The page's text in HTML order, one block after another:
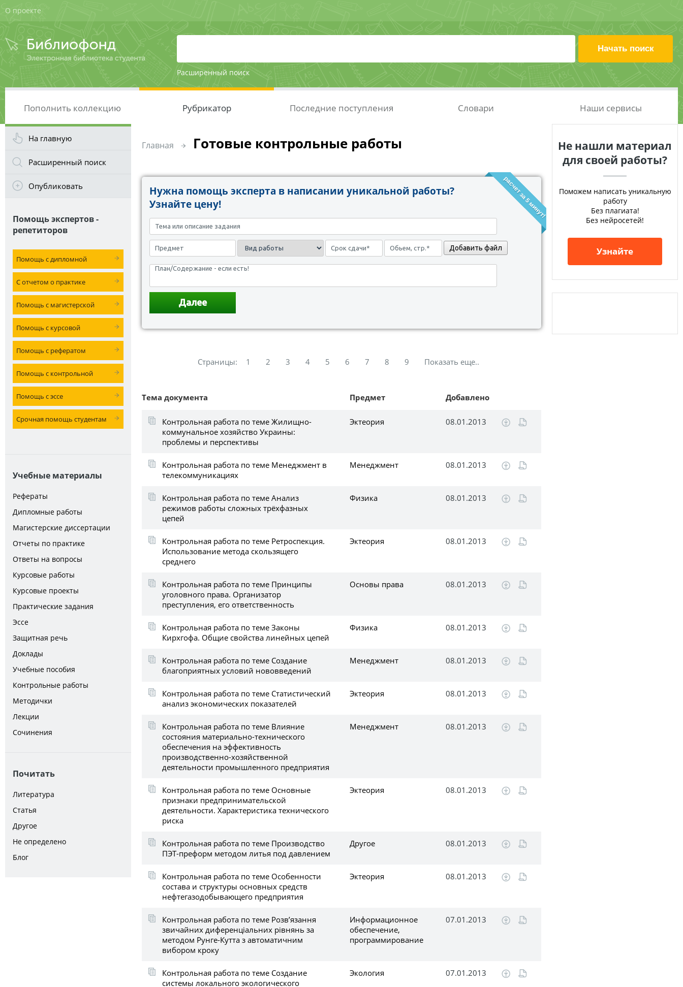
О проекте
Расширенный поиск
Пополнить коллекцию Рубрикатор Последние поступления Словари Наши сервисы
На главную
Расширенный поиск
Опубликовать
Помощь экспертов -
репетиторов
Помощь с дипломной
С отчетом о практике
Помощь с магистерской
Помощь с курсовой
Помощь с рефератом
Помощь с контрольной
Помощь с эссе
Срочная помощь студентам
Учебные материалы
Рефераты
Дипломные работы
Магистерские диссертации
Отчеты по практике
Ответы на вопросы
Курсовые работы
Курсовые проекты
Практические задания
Эссе
Защитная речь
Доклады
Учебные пособия
Контрольные работы
Методички
Лекции
Сочинения
Почитать
Литература
Статья
Другое
Не определено
Блог
Главная Готовые контрольные работы
расчет за 5 минут!
Нужна помощь эксперта в написании уникальной работы?
Узнайте цену!
Добавить файл
Страницы: 1 2 3 4 5 6 7 8 9 Показать еще..
Тема документа Предмет Добавлено
Контрольная работа по теме Жилищно-
коммунальное хозяйство Украины:
проблемы и перспективы
Эктеория 08.01.2013
Контрольная работа по теме Менеджмент в
телекоммуникациях
Менеджмент 08.01.2013
Контрольная работа по теме Анализ
режимов работы сложных трёхфазных
цепей
Физика 08.01.2013
Контрольная работа по теме Ретроспекция.
Использование метода скользящего
среднего
Эктеория 08.01.2013
Контрольная работа по теме Принципы
уголовного права. Организатор
преступления, его ответственность
Основы права 08.01.2013
Контрольная работа по теме Законы
Кирхгофа. Общие свойства линейных цепей
Физика 08.01.2013
Контрольная работа по теме Создание
благоприятных условий нововведений
Менеджмент 08.01.2013
Контрольная работа по теме Статистический
анализ экономических показателей
Эктеория 08.01.2013
Контрольная работа по теме Влияние
состояния материально-технического
обеспечения на эффективность
производственно-хозяйственной
деятельности промышленного предприятия
Менеджмент 08.01.2013
Контрольная работа по теме Основные
признаки предпринимательской
деятельности. Характеристика технического
риска
Эктеория 08.01.2013
Контрольная работа по теме Производство
ПЭТ-преформ методом литья под давлением
Другое 08.01.2013
Контрольная работа по теме Особенности
состава и структуры основных средств
нефтегазодобывающего предприятия
Эктеория 08.01.2013
Контрольная работа по теме Розв’язання
звичайних диференціальних рівнянь за
методом Рунге-Кутта з автоматичним
вибором кроку
Информационное
обеспечение,
программирование
07.01.2013
Контрольная работа по теме Создание
системы локального экологического
Экология 07.01.2013
Не нашли материал
для своей работы?
Поможем написать уникальную
работу
Без плагиата!
Без нейросетей!
Узнайте